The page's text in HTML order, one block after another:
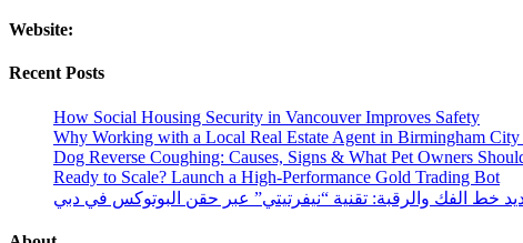
Website:
Recent Posts
How Social Housing Security in Vancouver Improves Safety
Why Working with a Local Real Estate Agent in Birmingham
Dog Reverse Coughing: Causes, Signs & What Pet Owners
Ready to Scale? Launch a High-Performance Gold Trading Bot
خط الفك والرقبة: تقنية “نيفرتيتي” عبر حقن البوتوكس في دبي